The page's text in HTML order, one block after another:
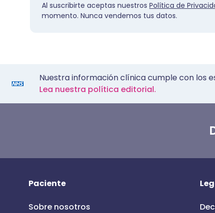
Al suscribirte aceptas nuestros Política de
momento. Nunca vendemos tus datos.
Nuestra información clínica cumple con los
Lea nuestra política editorial.
Paciente
Sobre nosotros